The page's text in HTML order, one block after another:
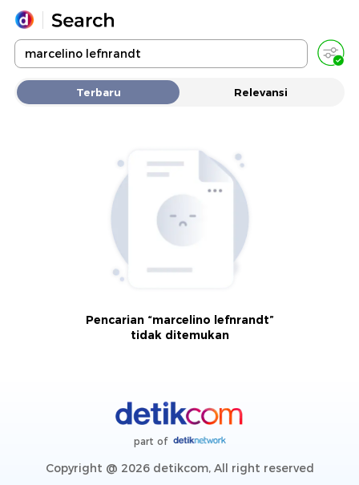
Yang sedang ramai dicari
Loading...
Terakhir yang dicari
Terbaru Relevansi
Pencarian “marcelino lefnrandt”
tidak ditemukan
part of
Copyright @ 2026 detikcom, All right reserved